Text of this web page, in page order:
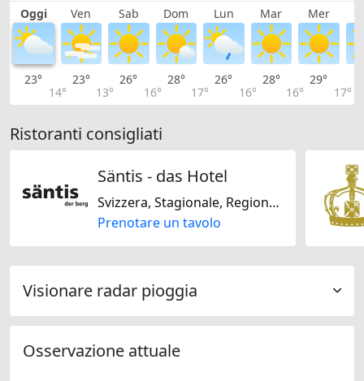
Oggi Ven Sab Dom Lun Mar Mer
23°
14°
23°
13°
26°
16°
28°
17°
26°
16°
28°
16°
29°
17°
Ristoranti consigliati
Säntis - das Hotel
Svizzera, Stagionale, Regionale
Prenotare un tavolo
Visionare radar pioggia
Osservazione attuale